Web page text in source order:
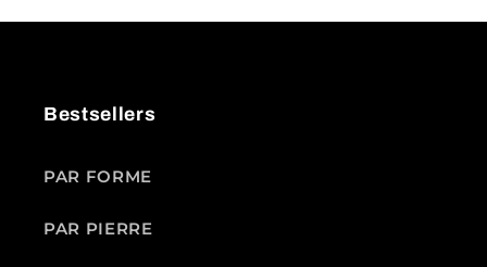
Bestsellers
PAR FORME
PAR PIERRE